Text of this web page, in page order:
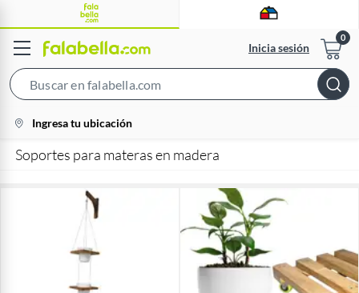
Inicia sesión
Bar
location-
icon
Ingresa tu ubicación
Soportes para materas en madera